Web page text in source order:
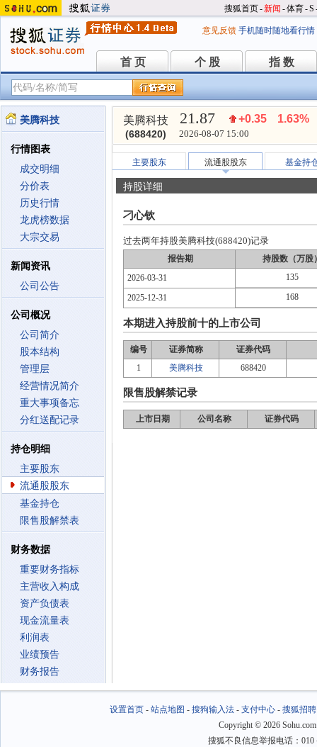
搜狐首页-新闻 -体育-S
意见反馈 手机随时随地看行情
首 页
首 页 个 股
个 股 指 数
指 数
美腾科技
行情图表
成交明细
分价表
历史行情
龙虎榜数据
大宗交易
新闻资讯
公司公告
公司概况
公司简介
股本结构
管理层
经营情况简介
重大事项备忘
分红送配记录
持仓明细
主要股东
流通股股东
基金持仓
限售股解禁表
财务数据
重要财务指标
主营收入构成
资产负债表
现金流量表
利润表
业绩预告
财务报告
美腾科技
(688420)
21.87 +0.35 1.63%
2026-08-07 15:00
主要股东 流通股股东 基金持
持股详细
刁心钦
过去两年持股美腾科技(688420)记录
报告期
持股数（万股
2026-03-31
135
2025-12-31 168
本期进入持股前十的上市公司
编号 证券简称
证券代码
1
美腾科技 688420
限售股解禁记录
上市日期 公司名称 证券代码
设置首页- 站点地图 - 搜狗输入法- 支付中心- 搜狐招聘
Copyright © 2026
搜狐不良信息举报电话：010